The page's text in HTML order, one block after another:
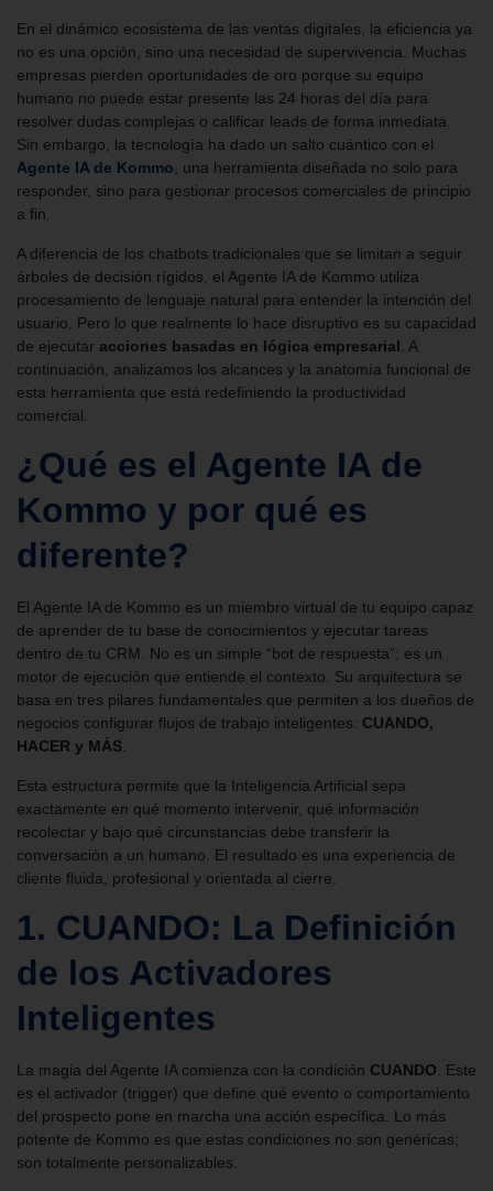
En el dinámico ecosistema de las ventas digitales, la eficiencia ya
no es una opción, sino una necesidad de supervivencia. Muchas
empresas pierden oportunidades de oro porque su equipo
humano no puede estar presente las 24 horas del día para
resolver dudas complejas o calificar leads de forma inmediata.
Sin embargo, la tecnología ha dado un salto cuántico con el
Agente IA de Kommo, una herramienta diseñada no solo para
responder, sino para gestionar procesos comerciales de principio
a fin.
A diferencia de los chatbots tradicionales que se limitan a seguir
árboles de decisión rígidos, el Agente IA de Kommo utiliza
procesamiento de lenguaje natural para entender la intención del
usuario. Pero lo que realmente lo hace disruptivo es su capacidad
de ejecutar acciones basadas en lógica empresarial . A
continuación, analizamos los alcances y la anatomía funcional de
esta herramienta que está redefiniendo la productividad
comercial.
¿Qué es el Agente IA de
Kommo y por qué es
diferente?
El Agente IA de Kommo es un miembro virtual de tu equipo capaz
de aprender de tu base de conocimientos y ejecutar tareas
dentro de tu CRM. No es un simple “bot de respuesta”; es un
motor de ejecución que entiende el contexto. Su arquitectura se
basa en tres pilares fundamentales que permiten a los dueños de
negocios configurar flujos de trabajo inteligentes: CUANDO,
HACER y MÁS.
Esta estructura permite que la Inteligencia Artificial sepa
exactamente en qué momento intervenir, qué información
recolectar y bajo qué circunstancias debe transferir la
conversación a un humano. El resultado es una experiencia de
cliente fluida, profesional y orientada al cierre.
1. CUANDO: La Definición
de los Activadores
Inteligentes
La magia del Agente IA comienza con la condición CUANDO . Este
es el activador (trigger) que define qué evento o comportamiento
del prospecto pone en marcha una acción específica. Lo más
potente de Kommo es que estas condiciones no son genéricas;
son totalmente personalizables.